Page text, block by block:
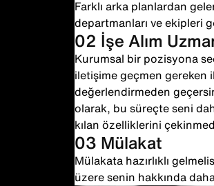
Farklı arka planlardan
departmanları ve ekipleri
02 İşe Alım
Kurumsal bir pozisyona
iletişime geçmen gereken
değerlendirmeden
olarak, bu süreçte seni
kılan özelliklerini
03 Mülakat
Mülakata hazırlıklı
üzere senin hakkında